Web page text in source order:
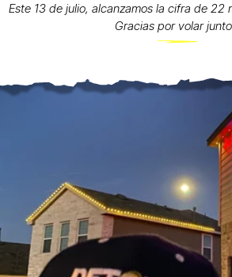
Este 13 de julio, alcanzamos la cifra de 22
Gracias por volar